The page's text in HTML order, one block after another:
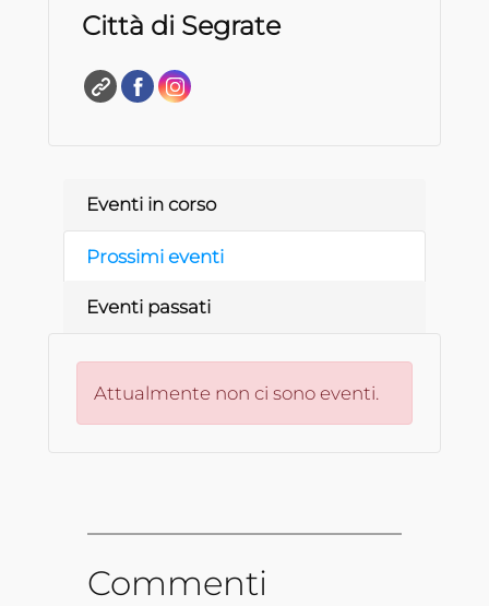
Città di Segrate
Eventi in corso
Prossimi eventi
Eventi passati
Attualmente non ci sono eventi.
Commenti